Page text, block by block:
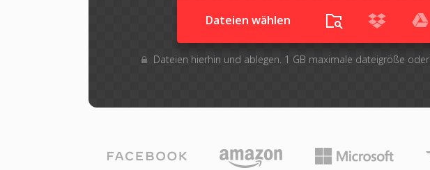
Dateien wählen
Dateien hierhin und ablegen. 1 GB maximale dateigröße oder